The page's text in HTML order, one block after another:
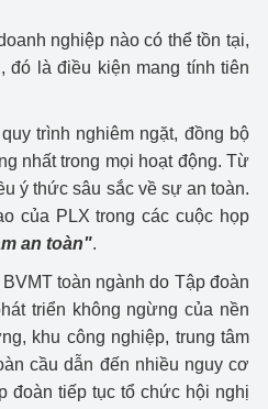
nghiệp vụ kiểm định kỹ thuật
lao động
Video bảo vệ môi trường
Album ảnh bảo vệ môi trường
Văn bản về môi trường
Đọc báo giúp bạn
tưởng của Đảng
dân
Khu vực miền Bắc
Khu vực miền Trung
Khu vực miền Nam
Hiệp định EVFTA
Thị trường châu Á – châu Phi
Thị trường châu Âu – châu Mỹ
đưa nghị quyết
vào cuộc sống
nghiệp nào có thể tồn tại,
đó là điều kiện mang tính tiên
trình nghiêm ngặt, đồng bộ
nhất trong mọi hoạt động. Từ
ý thức sâu sắc về sự an toàn.
của PLX trong các cuộc họp
an toàn".
toàn ngành do Tập đoàn
triển không ngừng của nền
khu công nghiệp, trung tâm
cầu dẫn đến nhiều nguy cơ
đoàn tiếp tục tổ chức hội nghị